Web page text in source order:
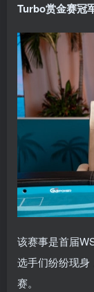
Turbo赏金赛冠
该赛事是首届
选手们纷纷现身
赛。